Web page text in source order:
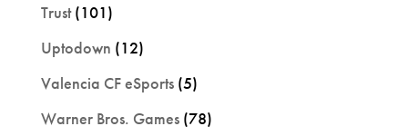
Trust(101)
Uptodown (12)
Valencia CF eSports(5)
Warner Bros. Games(78)